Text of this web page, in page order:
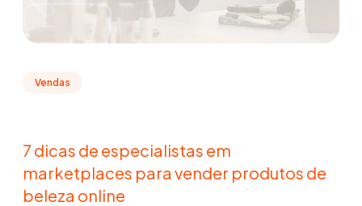
Vendas
7 dicas de especialistas em
marketplaces para vender produtos de
beleza online